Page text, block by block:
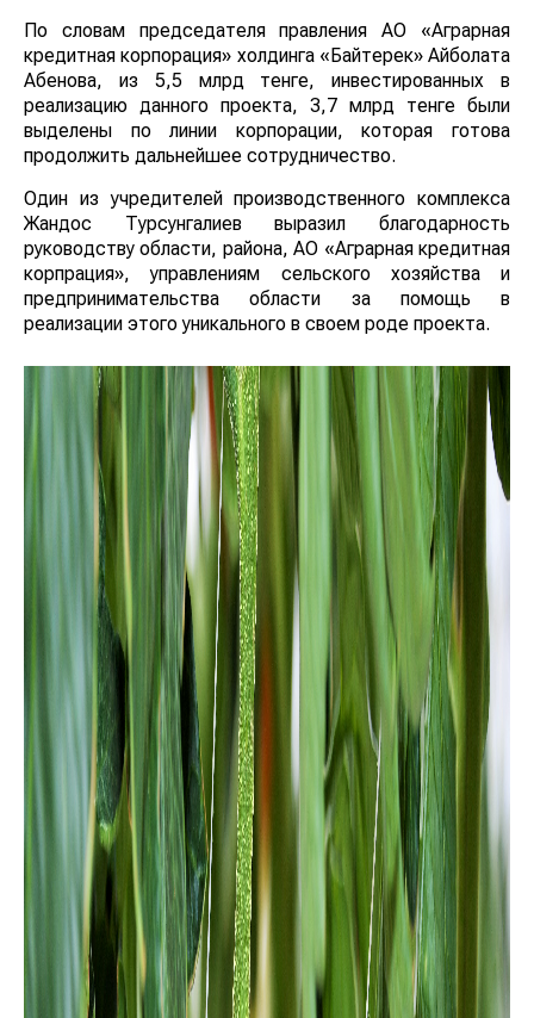
По словам председателя правления АО «Аграрная
кредитная корпорация» холдинга «Байтерек» Айболата
Абенова, из 5,5 млрд тенге, инвестированных в
реализацию данного проекта, 3,7 млрд тенге были
выделены по линии корпорации, которая готова
продолжить дальнейшее сотрудничество.
Один из учредителей производственного комплекса
Жандос Турсунгалиев выразил благодарность
руководству области, района, АО «Аграрная кредитная
корпрация», управлениям сельского хозяйства и
предпринимательства области за помощь в
реализации этого уникального в своем роде проекта.